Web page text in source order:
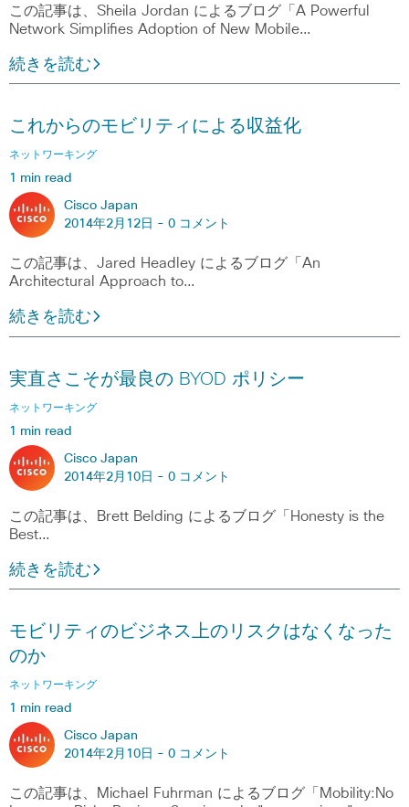
この記事は、Sheila Jordan によるブログ「A Powerful
Network Simplifies Adoption of New Mobile…
続きを読む
これからのモビリティによる収益化
ネットワーキング
1 min read
Cisco Japan
2014年2月12日 - 0 コメント
この記事は、Jared Headley によるブログ「An
Architectural Approach to…
続きを読む
実直さこそが最良の BYOD ポリシー
ネットワーキング
1 min read
Cisco Japan
2014年2月10日 - 0 コメント
この記事は、Brett Belding によるブログ「Honesty is the
Best…
続きを読む
モビリティのビジネス上のリスクはなくなった
のか
ネットワーキング
1 min read
Cisco Japan
2014年2月10日 - 0 コメント
この記事は、Michael Fuhrman によるブログ「Mobility:No